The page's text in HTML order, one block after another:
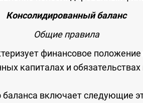
Консолидированный баланс
Общие правила
финансовое
капиталах и
баланса включает следующие